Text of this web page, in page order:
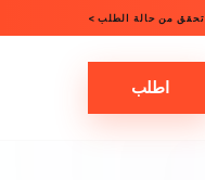
تحقق من حالة الطلب >
اطلب